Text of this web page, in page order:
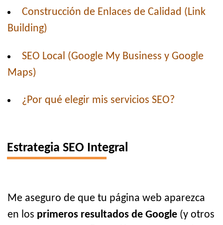
Construcción de Enlaces de Calidad (Link
Building)
SEO Local (Google My Business y Google
Maps)
¿Por qué elegir mis servicios SEO?
Estrategia SEO Integral
Me aseguro de que tu página web aparezca
en los primeros resultados de Google (y otros